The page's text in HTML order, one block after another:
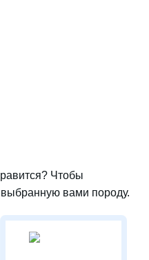
Чтобы
вами породу.